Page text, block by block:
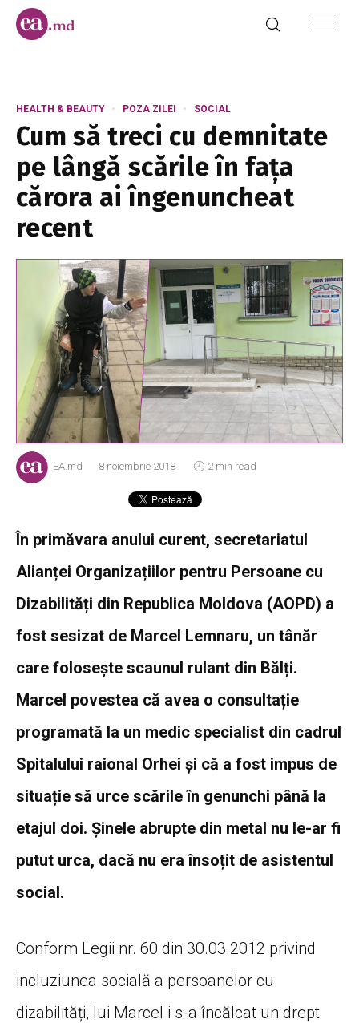
HEALTH & BEAUTY POZA ZILEI SOCIAL
Cum să treci cu demnitate
pe lângă scările în fața
cărora ai îngenuncheat
recent
EA.md 8 noiembrie 2018 2 min read
În primăvara anului curent, secretariatul
Alianței Organizațiilor pentru Persoane cu
Dizabilități din Republica Moldova (AOPD) a
fost sesizat de Marcel Lemnaru, un tânăr
care folosește scaunul rulant din Bălți.
Marcel povestea că avea o consultație
programată la un medic specialist din cadrul
Spitalului raional Orhei și că a fost impus de
situație să urce scările în genunchi până la
etajul doi. Șinele abrupte din metal nu le-ar fi
putut urca, dacă nu era însoțit de asistentul
social.
Conform Legii nr. 60 din 30.03.2012 privind
incluziunea socială a persoanelor cu
dizabilități, lui Marcel i s-a încălcat un drept